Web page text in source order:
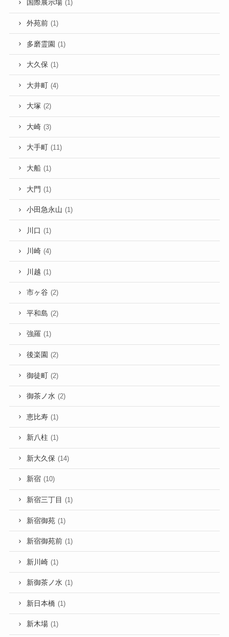
国際展示場 (1)
外苑前 (1)
多磨霊園 (1)
大久保 (1)
大井町 (4)
大塚 (2)
大崎 (3)
大手町 (11)
大船 (1)
大門 (1)
小田急永山 (1)
川口 (1)
川崎 (4)
川越 (1)
市ヶ谷 (2)
平和島 (2)
強羅 (1)
後楽園 (2)
御徒町 (2)
御茶ノ水 (2)
恵比寿 (1)
新八柱 (1)
新大久保 (14)
新宿 (10)
新宿三丁目 (1)
新宿御苑 (1)
新宿御苑前 (1)
新川崎 (1)
新御茶ノ水 (1)
新日本橋 (1)
新木場 (1)